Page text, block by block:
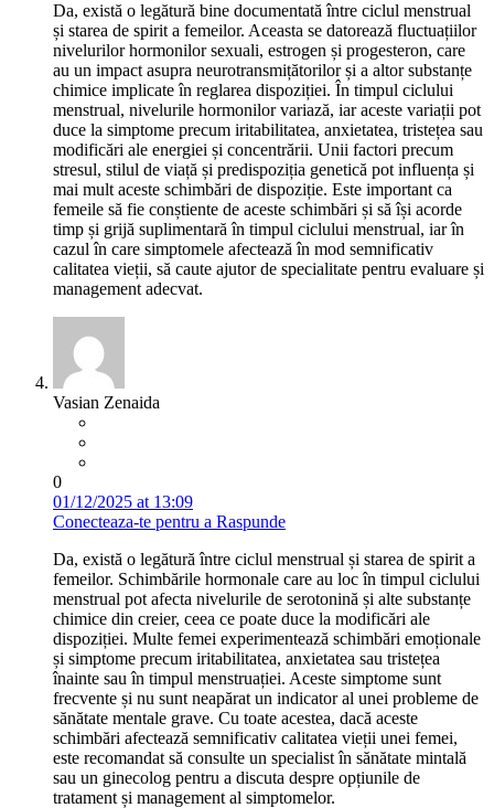
Da, există o legătură bine documentată între ciclul menstrual
și starea de spirit a femeilor. Aceasta se datorează fluctuațiilor
nivelurilor hormonilor sexuali, estrogen și progesteron, care
au un impact asupra neurotransmițătorilor și a altor substanțe
chimice implicate în reglarea dispoziției. În timpul ciclului
menstrual, nivelurile hormonilor variază, iar aceste variații pot
duce la simptome precum iritabilitatea, anxietatea, tristețea sau
modificări ale energiei și concentrării. Unii factori precum
stresul, stilul de viață și predispoziția genetică pot influența și
mai mult aceste schimbări de dispoziție. Este important ca
femeile să fie conștiente de aceste schimbări și să își acorde
timp și grijă suplimentară în timpul ciclului menstrual, iar în
cazul în care simptomele afectează în mod semnificativ
calitatea vieții, să caute ajutor de specialitate pentru evaluare și
management adecvat.
Vasian Zenaida
0
01/12/2025 at 13:09
Conecteaza-te pentru a Raspunde
Da, există o legătură între ciclul menstrual și starea de spirit a
femeilor. Schimbările hormonale care au loc în timpul ciclului
menstrual pot afecta nivelurile de serotonină și alte substanțe
chimice din creier, ceea ce poate duce la modificări ale
dispoziției. Multe femei experimentează schimbări emoționale
și simptome precum iritabilitatea, anxietatea sau tristețea
înainte sau în timpul menstruației. Aceste simptome sunt
frecvente și nu sunt neapărat un indicator al unei probleme de
sănătate mentale grave. Cu toate acestea, dacă aceste
schimbări afectează semnificativ calitatea vieții unei femei,
este recomandat să consulte un specialist în sănătate mintală
sau un ginecolog pentru a discuta despre opțiunile de
tratament și management al simptomelor.